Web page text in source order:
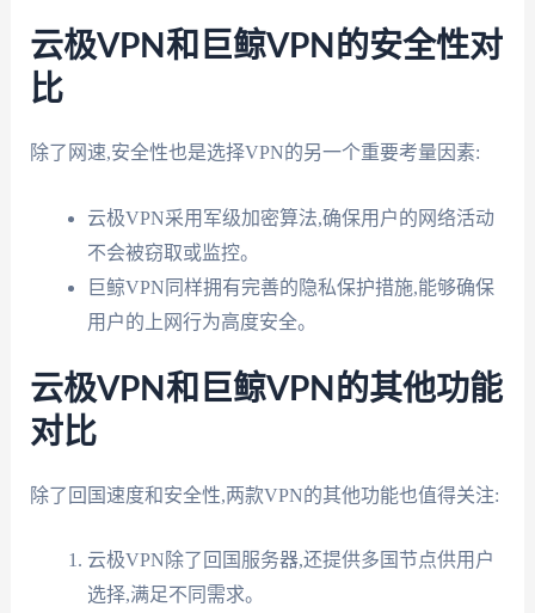
云极VPN和巨鲸VPN的安全性对
比
除了网速,安全性也是选择VPN的另一个重要考量因素:
云极VPN采用军级加密算法,确保用户的网络活动
不会被窃取或监控。
巨鲸VPN同样拥有完善的隐私保护措施,能够确保
用户的上网行为高度安全。
云极VPN和巨鲸VPN的其他功能
对比
除了回国速度和安全性,两款VPN的其他功能也值得关注:
云极VPN除了回国服务器,还提供多国节点供用户
选择,满足不同需求。